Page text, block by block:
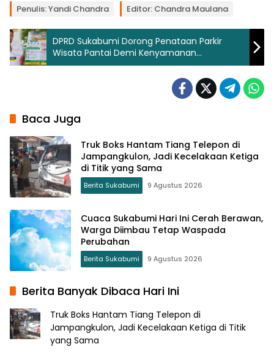
Penulis: Yandi Chandra Editor: Chandra Maulana
DPRD Sukabumi Dorong Penataan Parkir
Wisata Pantai Demi Kenyamanan
Pengunjung
Baca Juga
Truk Boks Hantam Tiang Telepon di
Jampangkulon, Jadi Kecelakaan Ketiga
di Titik yang Sama
Berita Sukabumi 9 Agustus 2026
Cuaca Sukabumi Hari Ini Cerah Berawan,
Warga Diimbau Tetap Waspada
Perubahan
Berita Sukabumi 9 Agustus 2026
Berita Banyak Dibaca Hari Ini
Truk Boks Hantam Tiang Telepon di
Jampangkulon, Jadi Kecelakaan Ketiga di Titik
yang Sama